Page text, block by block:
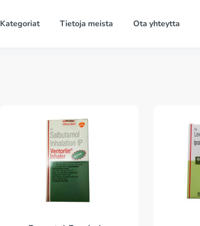
Kategoriat Tietoja meista Ota yhteytta